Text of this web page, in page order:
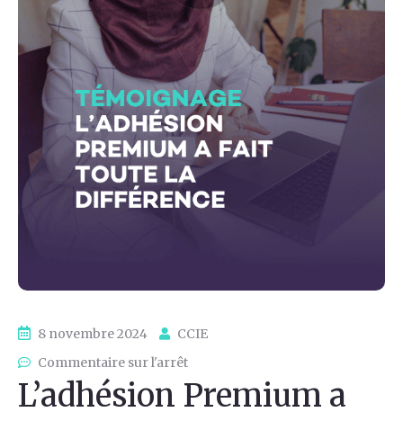
8 novembre 2024
CCIE
Commentaire sur l'arrêt
L’adhésion Premium a